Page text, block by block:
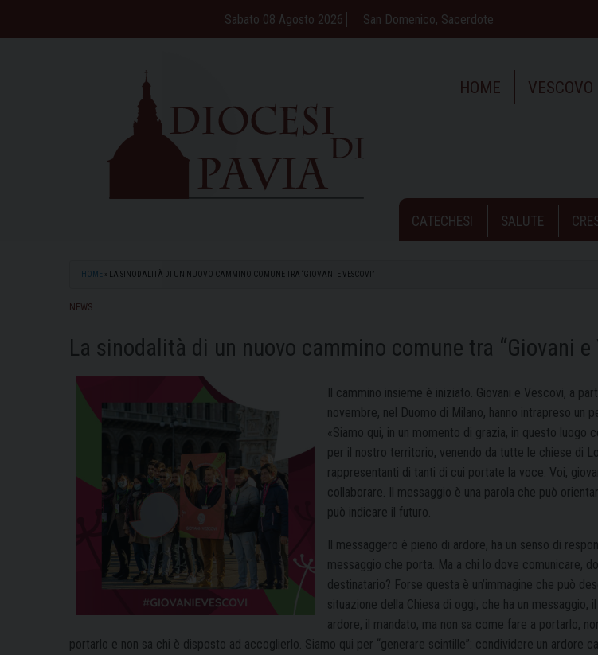
Sabato 08 Agosto 2026 San Domenico, Sacerdote
HOME VESCOVO
CATECHESI SALUTE
HOME » LA SINODALITÀ DI UN NUOVO CAMMINO COMUNE TRA “GIOVANI E VESCOVI”
NEWS
La sinodalità di un nuovo cammino comune tra “Giovani e
Il cammino insieme è iniziato. Giovani e Vescovi, a
novembre, nel Duomo di Milano, hanno intrapreso un
«Siamo qui, in un momento di grazia, in questo luogo
per il nostro territorio, venendo da tutte le chiese di
rappresentanti di tanti di cui portate la voce. Voi,
collaborare. Il messaggio è una parola che può
può indicare il futuro.
Il messaggero è pieno di ardore, ha un senso di
messaggio che porta. Ma a chi lo dove comunicare,
destinatario? Forse questa è un’immagine che può
situazione della Chiesa di oggi, che ha un messaggio,
ardore, il mandato, ma non sa come fare a portarlo,
portarlo e non sa chi è disposto ad accoglierlo. Siamo qui per “generare scintille”: condividere un ardore